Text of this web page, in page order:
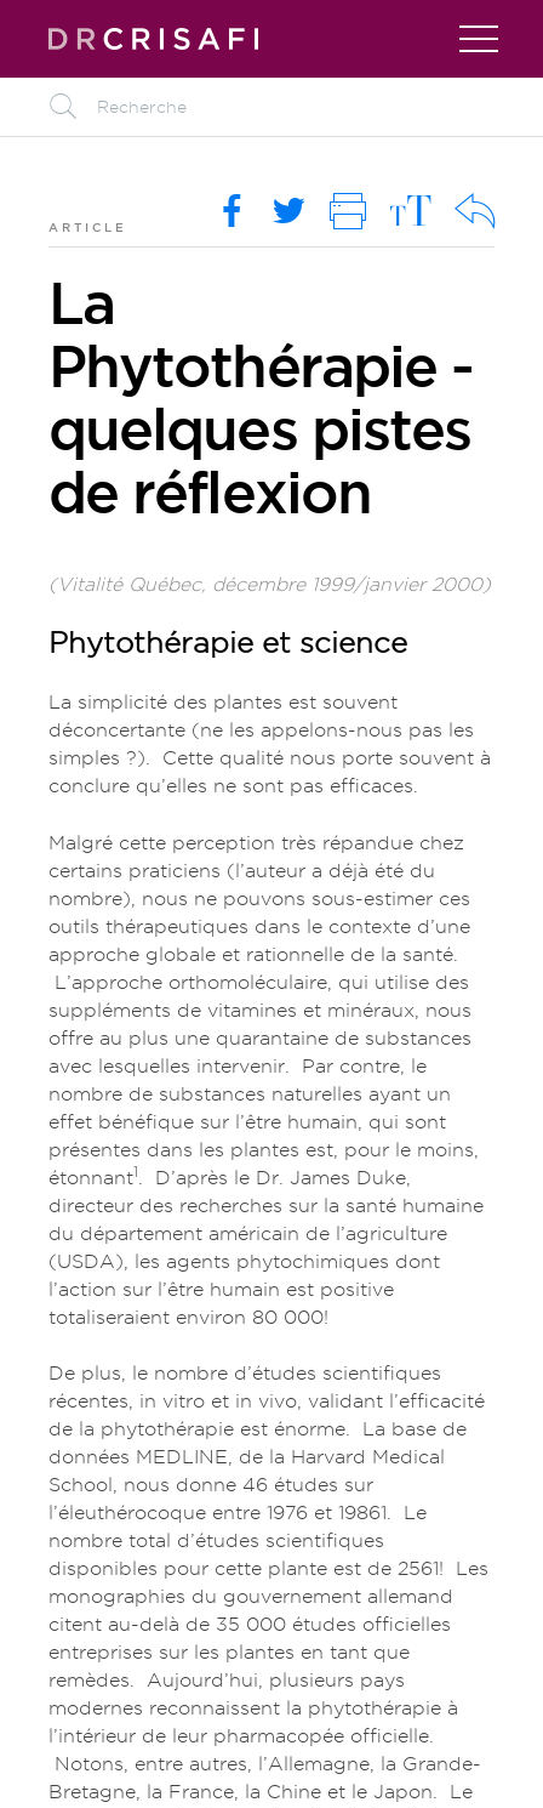
L
ARTICLE R k i M O
La
Phytothérapie -
quelques pistes
de réflexion
(Vitalité Québec, décembre 1999/janvier 2000)
Phytothérapie et science
La simplicité des plantes est souvent
déconcertante (ne les appelons-nous pas les
simples ?). Cette qualité nous porte souvent à
conclure qu’elles ne sont pas efficaces.
Malgré cette perception très répandue chez
certains praticiens (l’auteur a déjà été du
nombre), nous ne pouvons sous-estimer ces
outils thérapeutiques dans le contexte d’une
approche globale et rationnelle de la santé.
L’approche orthomoléculaire, qui utilise des
suppléments de vitamines et minéraux, nous
offre au plus une quarantaine de substances
avec lesquelles intervenir. Par contre, le
nombre de substances naturelles ayant un
effet bénéfique sur l’être humain, qui sont
présentes dans les plantes est, pour le moins,
étonnant1
. D’après le Dr. James Duke,
directeur des recherches sur la santé humaine
du département américain de l’agriculture
(USDA), les agents phytochimiques dont
l’action sur l’être humain est positive
totaliseraient environ 80 000!
De plus, le nombre d’études scientifiques
récentes, in vitro et in vivo, validant l’efficacité
de la phytothérapie est énorme. La base de
données MEDLINE, de la Harvard Medical
School, nous donne 46 études sur
l’éleuthérocoque entre 1976 et 19861. Le
nombre total d’études scientifiques
disponibles pour cette plante est de 2561! Les
monographies du gouvernement allemand
citent au-delà de 35 000 études officielles
entreprises sur les plantes en tant que
remèdes. Aujourd’hui, plusieurs pays
modernes reconnaissent la phytothérapie à
l’intérieur de leur pharmacopée officielle.
Notons, entre autres, l’Allemagne, la Grande-
Bretagne, la France, la Chine et le Japon. Le